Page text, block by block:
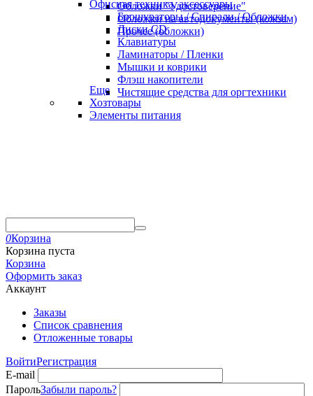
Обложки "Удостоверение"
Обложки на автодокументы (кожзам)
Прочее (обложки)
Офисная техника, аксессуары
Брошураторы / Спирали / Обложки
Диски CD
Клавиатуры
Ламинаторы / Пленки
Мышки и коврики
Флэш накопители
Чистящие средства для оргтехники
Еще
Хозтовары
Элементы питания
0Корзина
Корзина пуста
Корзина
Оформить заказ
Аккаунт
Заказы
Список сравнения
Отложенные товары
ВойтиРегистрация
E-mail
ПарольЗабыли пароль?